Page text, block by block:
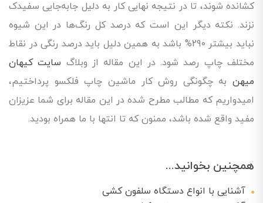
کشانده شوند، تا در نتیجه نهایی کار به دلیل جابه‌جایی سفیدک
نزند. نکته دیگر این است که درصد کل رنگ‌ها در این شیوه
نباید بیشتر 290% باشد به همین دلیل باید درصد رنگی در نقاط
مختلف چاپ رصد شود. در این مقاله از وبلاگ سایت کیهان
میهن به چگونگی روش کار ماشین چاپ فلکسو پرداختیم،
امیدواریم که مطالب مطرح شده در این مقاله برای شما عزیزان
مفید واقع شده باشد، ممنون که تا انتها با ما همراه بودید.
همچنین بخوانید...
آشنایی با انواع دستگاه‌ سلفون کشی